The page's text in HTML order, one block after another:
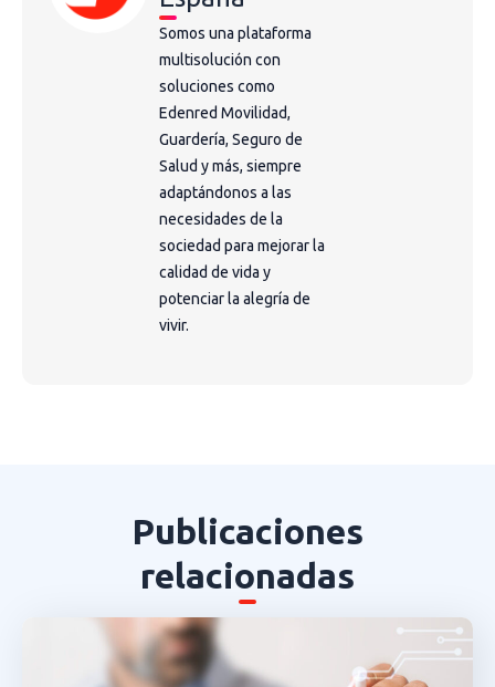
Somos una plataforma
multisolución con
soluciones como
Edenred Movilidad,
Guardería, Seguro de
Salud y más, siempre
adaptándonos a las
necesidades de la
sociedad para mejorar la
calidad de vida y
potenciar la alegría de
vivir.
Publicaciones
relacionadas